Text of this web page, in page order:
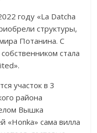
году «La Datcha
структуры,
Потанина. С
стала
участок в 3
района
Вышка
«Honka» сама вилла